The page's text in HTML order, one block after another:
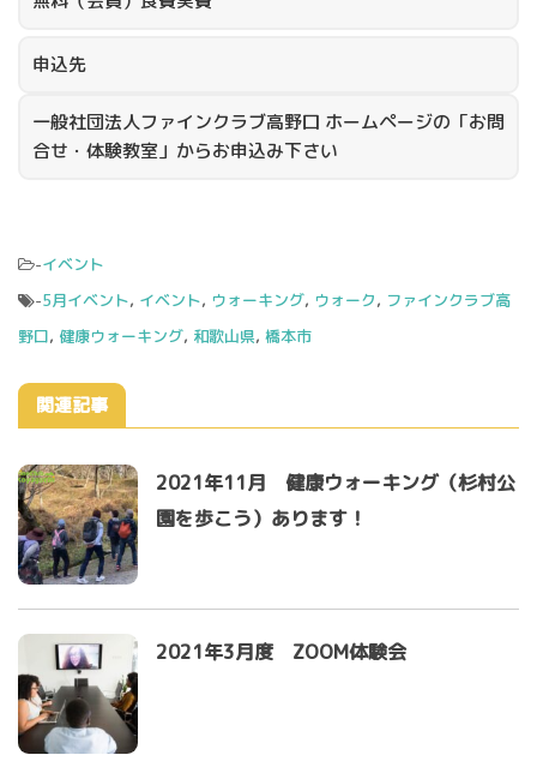
申込先
一般社団法人ファインクラブ高野口 ホームページの「お問
合せ・体験教室」からお申込み下さい
-イベント
-5月イベント, イベント, ウォーキング, ウォーク, ファインクラブ高
野口, 健康ウォーキング, 和歌山県, 橋本市
関連記事
2021年11月 健康ウォーキング（杉村公
園を歩こう）あります！
2021年3月度 ZOOM体験会